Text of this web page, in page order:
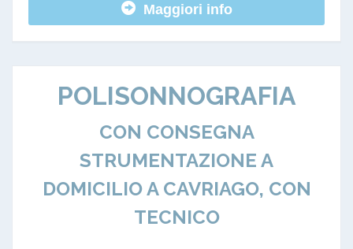
Maggiori info
POLISONNOGRAFIA
CON CONSEGNA
STRUMENTAZIONE A
DOMICILIO A CAVRIAGO, CON
TECNICO